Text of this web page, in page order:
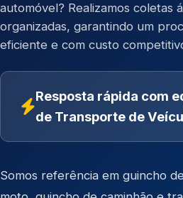
automóvel? Realizamos coletas
organizadas, garantindo um
eficiente e com custo
Resposta rápida com
de Transporte de
Somos referência em guincho